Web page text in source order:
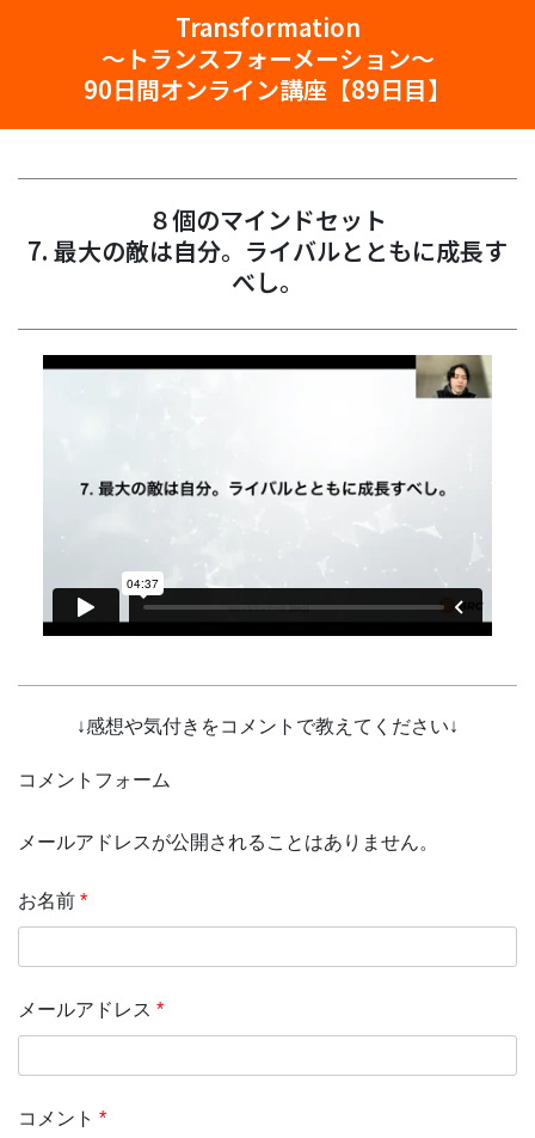
Transformation
〜トランスフォーメーション〜
90日間オンライン講座【89日目】
８個のマインドセット
7. 最大の敵は自分。ライバルとともに成長す
べし。
↓感想や気付きをコメントで教えてください↓
コメントフォーム
メールアドレスが公開されることはありません。
お名前 *
メールアドレス *
コメント *